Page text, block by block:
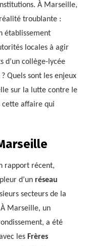
À Marseille,
troublante :
établissement
locales à agir
d’un collège-lycée
Quels sont les enjeux
sur la lutte contre le
cette affaire qui
rapport récent,
d’un réseau
secteurs de la
Marseille, un
a été
les Frères